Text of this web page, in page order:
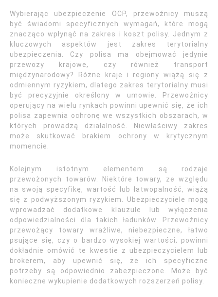
Wybierając ubezpieczenie OCP, przewoźnicy muszą
być świadomi specyficznych wymagań, które mogą
znacząco wpłynąć na zakres i koszt polisy. Jednym z
kluczowych aspektów jest zakres terytorialny
ubezpieczenia. Czy polisa ma obejmować jedynie
przewozy krajowe, czy również transport
międzynarodowy? Różne kraje i regiony wiążą się z
odmiennym ryzykiem, dlatego zakres terytorialny musi
być precyzyjnie określony w umowie. Przewoźnicy
operujący na wielu rynkach powinni upewnić się, że ich
polisa zapewnia ochronę we wszystkich obszarach, w
których prowadzą działalność. Niewłaściwy zakres
może skutkować brakiem ochrony w krytycznym
momencie.
Kolejnym istotnym elementem są rodzaje
przewożonych towarów. Niektóre towary, ze względu
na swoją specyfikę, wartość lub łatwopalność, wiążą
się z podwyższonym ryzykiem. Ubezpieczyciele mogą
wprowadzać dodatkowe klauzule lub wyłączenia
odpowiedzialności dla takich ładunków. Przewoźnicy
przewożący towary wrażliwe, niebezpieczne, łatwo
psujące się, czy o bardzo wysokiej wartości, powinni
dokładnie omówić te kwestie z ubezpieczycielem lub
brokerem, aby upewnić się, że ich specyficzne
potrzeby są odpowiednio zabezpieczone. Może być
konieczne wykupienie dodatkowych rozszerzeń polisy.